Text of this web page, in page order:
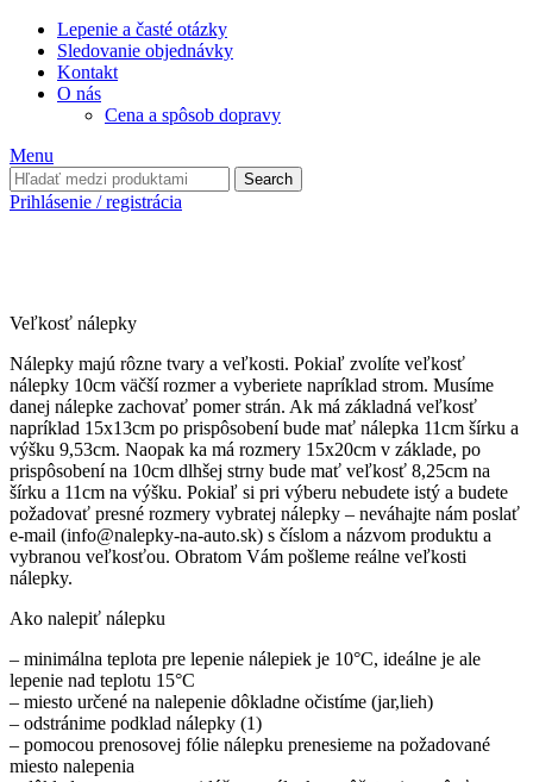
Lepenie a časté otázky
Sledovanie objednávky
Kontakt
O nás
Cena a spôsob dopravy
Menu
Search
Prihlásenie / registrácia
Veľkosť nálepky
Nálepky majú rôzne tvary a veľkosti. Pokiaľ zvolíte veľkosť
nálepky 10cm väčší rozmer a vyberiete napríklad strom. Musíme
danej nálepke zachovať pomer strán. Ak má základná veľkosť
napríklad 15x13cm po prispôsobení bude mať nálepka 11cm šírku a
výšku 9,53cm. Naopak ka má rozmery 15x20cm v základe, po
prispôsobení na 10cm dlhšej strny bude mať veľkosť 8,25cm na
šírku a 11cm na výšku. Pokiaľ si pri výberu nebudete istý a budete
požadovať presné rozmery vybratej nálepky – neváhajte nám poslať
e-mail (info@nalepky-na-auto.sk) s číslom a názvom produktu a
vybranou veľkosťou. Obratom Vám pošleme reálne veľkosti
nálepky.
Ako nalepiť nálepku
– minimálna teplota pre lepenie nálepiek je 10°C, ideálne je ale
lepenie nad teplotu 15°C
– miesto určené na nalepenie dôkladne očistíme (jar,lieh)
– odstránime podklad nálepky (1)
– pomocou prenosovej fólie nálepku prenesieme na požadované
miesto nalepenia